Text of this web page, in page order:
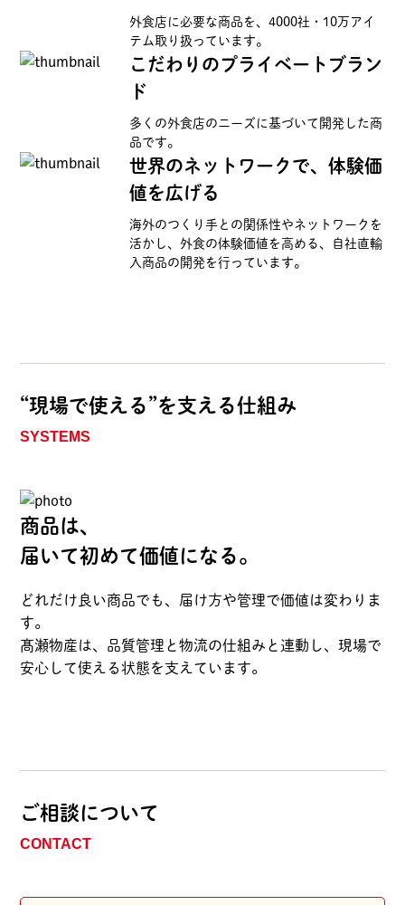
外食店に必要な商品を、4000社・10万アイ
テム取り扱っています。
こだわりのプライベートブラン
ド
多くの外食店のニーズに基づいて開発した商
品です。
世界のネットワークで、体験価
値を広げる
海外のつくり手との関係性やネットワークを
活かし、外食の体験価値を高める、自社直輸
入商品の開発を行っています。
“現場で使える”を支える仕組み
SYSTEMS
商品は、
届いて初めて価値になる。
どれだけ良い商品でも、届け方や管理で価値は変わりま
す。
髙瀬物産は、品質管理と物流の仕組みと連動し、現場で
安心して使える状態を支えています。
ご相談について
CONTACT